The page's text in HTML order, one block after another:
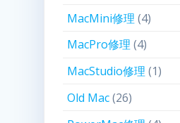
MacMini修理 (4)
MacPro修理 (4)
MacStudio修理 (1)
Old Mac(26)